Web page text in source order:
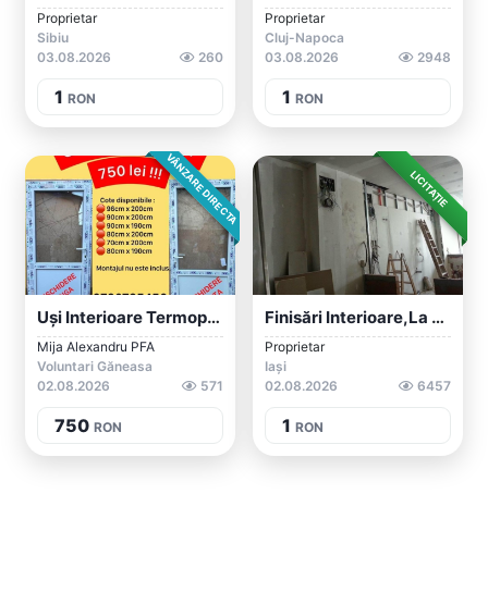
Proprietar
Sibiu
03.08.2026
260
1 RON
Proprietar
Cluj-Napoca
03.08.2026
2948
1 RON
VÂNZARE DIRECTA
Uși Interioare Termopan
Mija Alexandru PFA
Voluntari Găneasa
02.08.2026
571
750 RON
LICITAȚIE
Finisări Interioare,la Preturi Economice...
Proprietar
Iași
02.08.2026
6457
1 RON